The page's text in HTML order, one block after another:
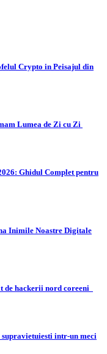
Crypto in Peisajul din
Lumea de Zi cu Zi
Ghidul Complet pentru
Inimile Noastre Digitale
de hackerii nord coreeni
intr-un meci